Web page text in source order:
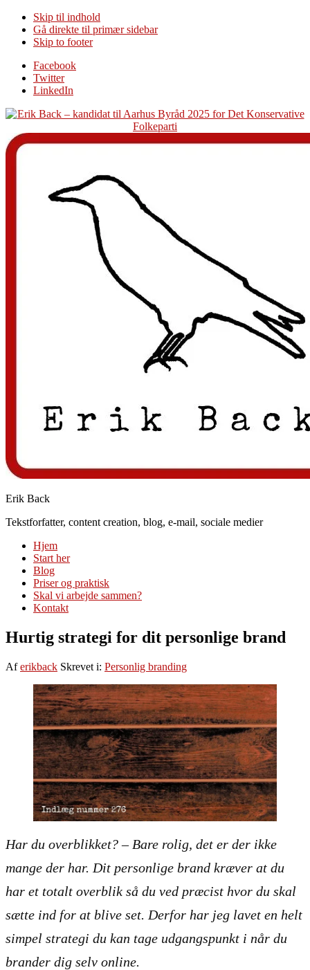
Skip til indhold
Gå direkte til primær sidebar
Skip to footer
Additional
menu
Facebook
Twitter
LinkedIn
Erik Back
Tekstforfatter, content creation, blog, e-mail, sociale medier
Hjem
Start her
Blog
Priser og praktisk
Skal vi arbejde sammen?
Kontakt
Hurtig strategi for dit personlige brand
Aferikback Skrevet i: Personlig branding
Har du overblikket? – Bare rolig, det er der ikke
mange der har. Dit personlige brand kræver at du
har et totalt overblik så du ved præcist hvor du skal
sætte ind for at blive set. Derfor har jeg lavet en helt
simpel strategi du kan tage udgangspunkt i når du
brander dig selv online.